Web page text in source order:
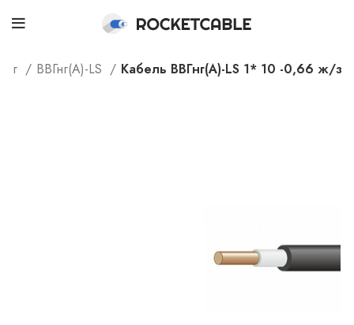
ВВГнг(А)-LS Кабель ВВГнг(А)-LS 1* 10 -0,66 ж/з